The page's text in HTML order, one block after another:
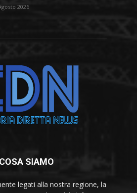
2026
COSA SIAMO
legati alla nostra regione, la